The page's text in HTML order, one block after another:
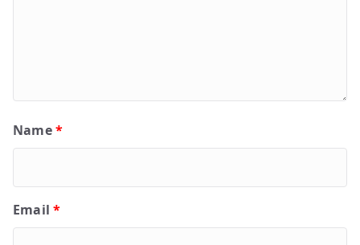
Name*
Email*